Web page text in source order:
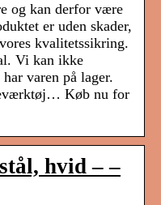
og kan derfor være
er uden skader,
kvalitetssikring.
Vi kan ikke
varen på lager.
Køb nu for
hvid – –